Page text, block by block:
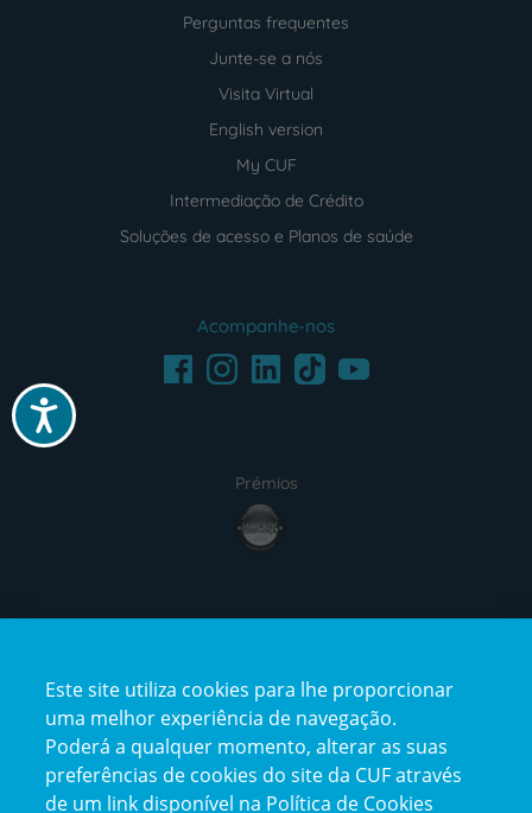
Acessibilidade
Perguntas frequentes
Junte-se a nós
Visita Virtual
English version
My CUF
Intermediação de Crédito
Soluções de acesso e Planos de saúde
Acompanhe-nos
FacebookInstagramLinkedInTikTokYoutube
Prémios
award4
certification2certification3
Este site utiliza cookies para lhe proporcionar
uma melhor experiência de navegação.
Poderá a qualquer momento, alterar as suas
preferências de cookies do site da CUF através
de um link disponível na Política de Cookies